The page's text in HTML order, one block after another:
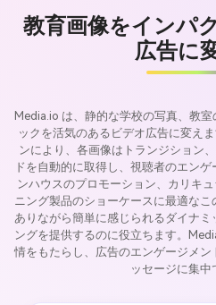
教育画像をインパ
広告に
Media.io は、静的な学校の写真、教
ックを活気のあるビデオ広告に変え
ンにより、各画像はトランジション
ドを自動的に取得し、視聴者のエン
ンハウスのプロモーション、カリキ
ニング製品のショーケースに最適な
ありながら簡単に感じられるダイナ
ングを提供するのに役立ちます。
情をもたらし、広告のエンゲージメ
ッセージに集中